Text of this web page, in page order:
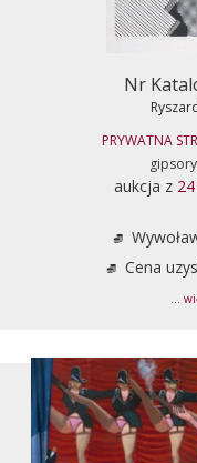
Nr
PRYWATNA
aukcja z
Cena
...